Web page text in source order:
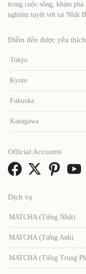
trong cuộc sống, khám
nghiệm tuyệt vời tại Nhật
Điểm đến được yêu thích
Tokyo
Kyoto
Fukuoka
Kanagawa
Dịch vụ
MATCHA (Tiếng Nhật)
MATCHA (Tiếng Anh)
MATCHA (Tiếng Trung
Official Accounts